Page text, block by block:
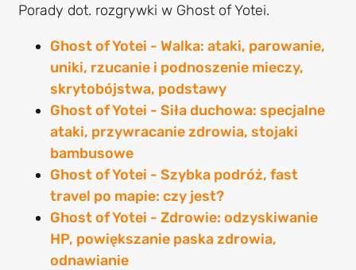
Porady dot. rozgrywki w Ghost of Yotei.
Ghost of Yotei - Walka: ataki, parowanie,
uniki, rzucanie i podnoszenie mieczy,
skrytobójstwa, podstawy
Ghost of Yotei - Siła duchowa: specjalne
ataki, przywracanie zdrowia, stojaki
bambusowe
Ghost of Yotei - Szybka podróż, fast
travel po mapie: czy jest?
Ghost of Yotei - Zdrowie: odzyskiwanie
HP, powiększanie paska zdrowia,
odnawianie